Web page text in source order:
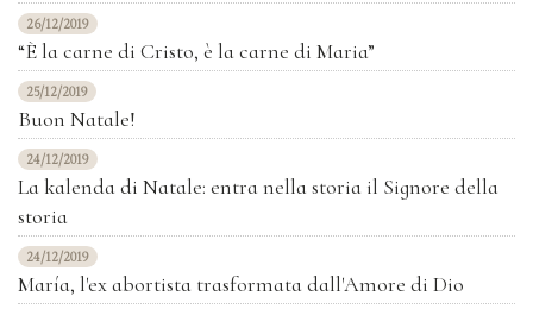
26/12/2019
“È la carne di Cristo, è la carne di Maria”
25/12/2019
Buon Natale!
24/12/2019
La kalenda di Natale: entra nella storia il Signore della
storia
24/12/2019
María, l'ex abortista trasformata dall'Amore di Dio